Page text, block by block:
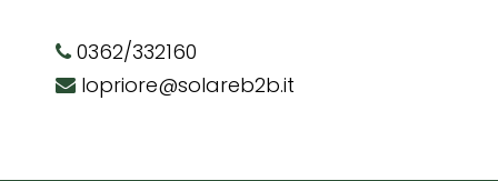
0362/332160
lopriore@solareb2b.it